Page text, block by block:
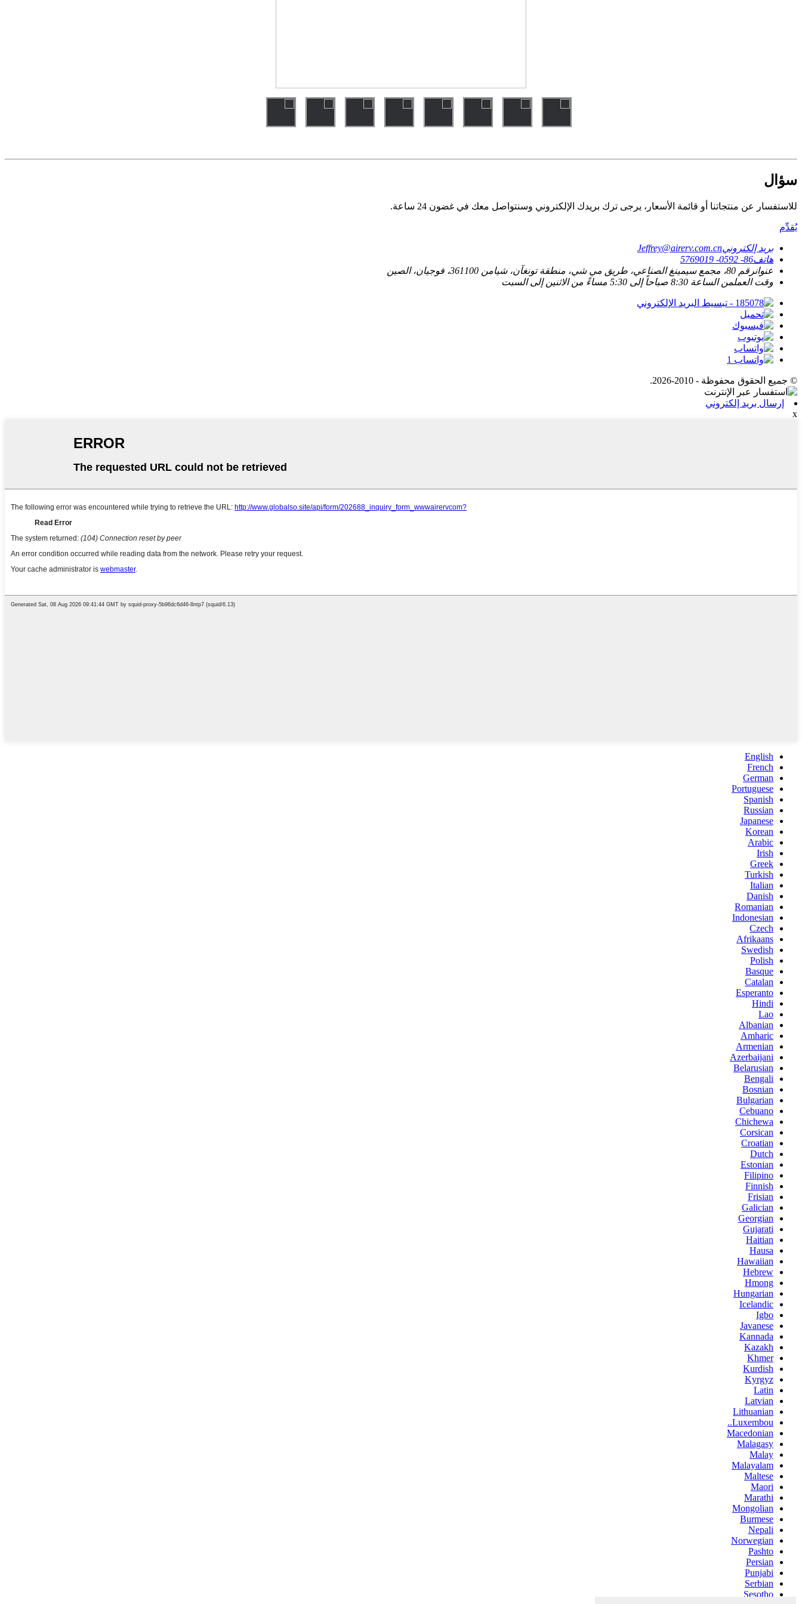
سؤال
للاستفسار عن منتجاتنا أو قائمة الأسعار، يرجى ترك بريدك الإلكتروني وسنتواصل معك في غضون 24 ساعة.
يُقدِّم
بريد إلكترونيJeffrey@airerv.com.cn
هاتف86- 0592- 5769019
عنوانرقم 80، مجمع سيمينغ الصناعي، طريق مي شي، منطقة تونغآن، شيامن 361100، فوجيان، الصين
وقت العملمن الساعة 8:30 صباحاً إلى 5:30 مساءً من الاثنين إلى السبت
© جميع الحقوق محفوظة - 2010-2026.
إرسال بريد إلكتروني
x
English
French
German
Portuguese
Spanish
Russian
Japanese
Korean
Arabic
Irish
Greek
Turkish
Italian
Danish
Romanian
Indonesian
Czech
Afrikaans
Swedish
Polish
Basque
Catalan
Esperanto
Hindi
Lao
Albanian
Amharic
Armenian
Azerbaijani
Belarusian
Bengali
Bosnian
Bulgarian
Cebuano
Chichewa
Corsican
Croatian
Dutch
Estonian
Filipino
Finnish
Frisian
Galician
Georgian
Gujarati
Haitian
Hausa
Hawaiian
Hebrew
Hmong
Hungarian
Icelandic
Igbo
Javanese
Kannada
Kazakh
Khmer
Kurdish
Kyrgyz
Latin
Latvian
Lithuanian
Luxembou..
Macedonian
Malagasy
Malay
Malayalam
Maltese
Maori
Marathi
Mongolian
Burmese
Nepali
Norwegian
Pashto
Persian
Punjabi
Serbian
Sesotho